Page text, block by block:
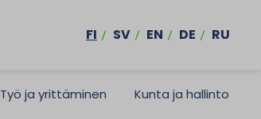
FI SV EN DE RU
Työ ja yrittäminen Kunta ja hallinto